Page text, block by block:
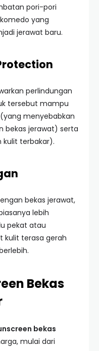
pori-pori
yang
jerawat baru.
perlindungan
tersebut mampu
menyebabkan
bekas jerawat) serta
kulit terbakar).
bekas jerawat,
lebih
pekat atau
kulit terasa gerah
Bekas
bekas
mulai dari